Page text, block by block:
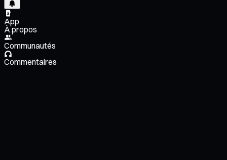
App
À propos
Communautés
Commentaires